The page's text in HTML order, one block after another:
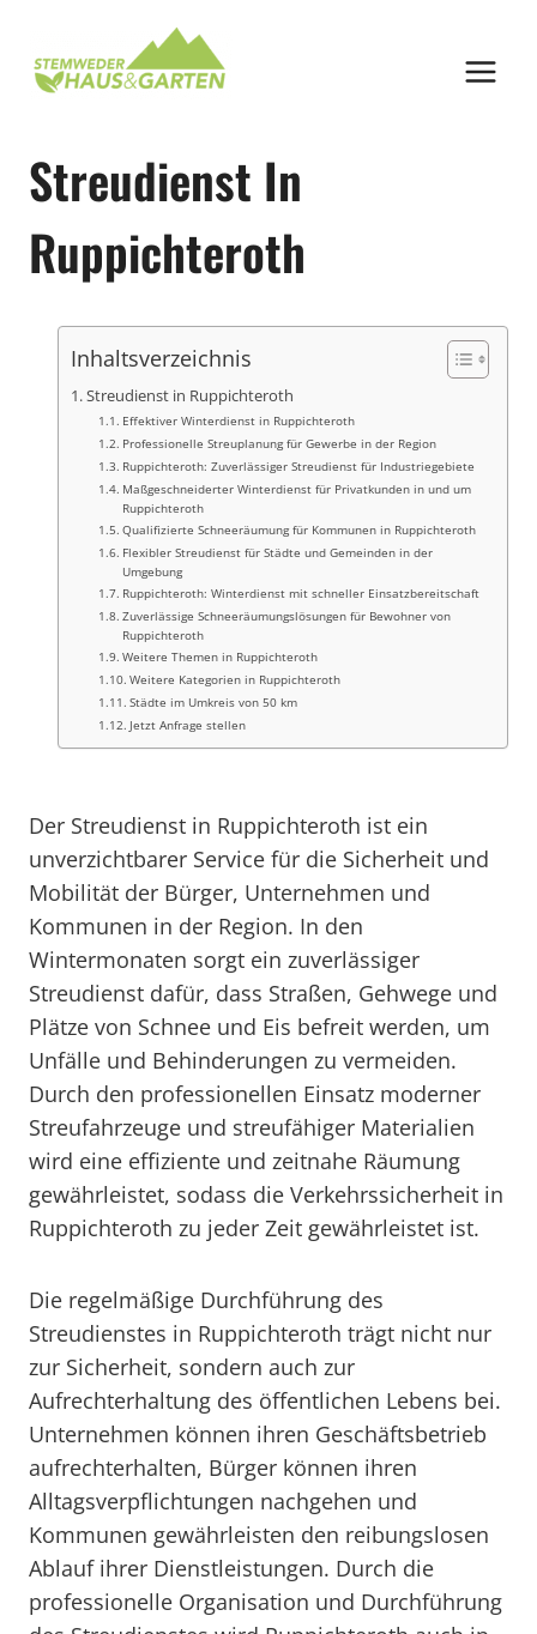
springen
Streudienst In
Ruppichteroth
Inhaltsverzeichnis
Streudienst in Ruppichteroth
Effektiver Winterdienst in Ruppichteroth
Professionelle Streuplanung für Gewerbe in der Region
Ruppichteroth: Zuverlässiger Streudienst für Industriegebiete
Maßgeschneiderter Winterdienst für Privatkunden in und um
Ruppichteroth
Qualifizierte Schneeräumung für Kommunen in Ruppichteroth
Flexibler Streudienst für Städte und Gemeinden in der
Umgebung
Ruppichteroth: Winterdienst mit schneller Einsatzbereitschaft
Zuverlässige Schneeräumungslösungen für Bewohner von
Ruppichteroth
Weitere Themen in Ruppichteroth
Weitere Kategorien in Ruppichteroth
Städte im Umkreis von 50 km
Jetzt Anfrage stellen
Der Streudienst in Ruppichteroth ist ein
unverzichtbarer Service für die Sicherheit und
Mobilität der Bürger, Unternehmen und
Kommunen in der Region. In den
Wintermonaten sorgt ein zuverlässiger
Streudienst dafür, dass Straßen, Gehwege und
Plätze von Schnee und Eis befreit werden, um
Unfälle und Behinderungen zu vermeiden.
Durch den professionellen Einsatz moderner
Streufahrzeuge und streufähiger Materialien
wird eine effiziente und zeitnahe Räumung
gewährleistet, sodass die Verkehrssicherheit in
Ruppichteroth zu jeder Zeit gewährleistet ist.
Die regelmäßige Durchführung des
Streudienstes in Ruppichteroth trägt nicht nur
zur Sicherheit, sondern auch zur
Aufrechterhaltung des öffentlichen Lebens bei.
Unternehmen können ihren Geschäftsbetrieb
aufrechterhalten, Bürger können ihren
Alltagsverpflichtungen nachgehen und
Kommunen gewährleisten den reibungslosen
Ablauf ihrer Dienstleistungen. Durch die
professionelle Organisation und Durchführung